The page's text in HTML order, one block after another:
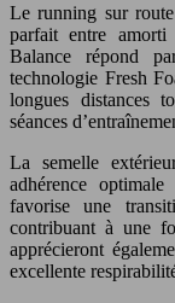
Le running sur
parfait entre
Balance répond
technologie Fresh
longues distances
séances
La semelle
adhérence
favorise une
contribuant à une
apprécieront
excellente